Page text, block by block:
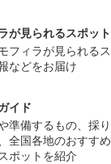
が見られるスポット
フィラが見られるス
などをお届け
イド
準備するもの、採り
全国各地のおすすめ
ポットを紹介